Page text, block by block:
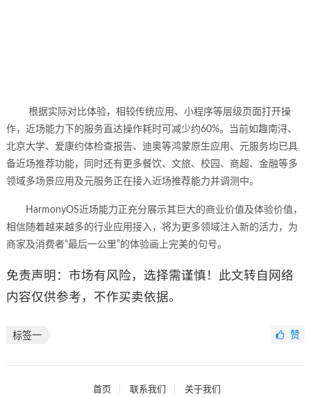
根据实际对比体验，相较传统应用、小程序等层级页面打开操
作，近场能力下的服务直达操作耗时可减少约60%。当前如趣南浔、
北京大学、爱康约体检查报告、迪奥等鸿蒙原生应用、元服务均已具
备近场推荐功能，同时还有更多餐饮、文旅、校园、商超、金融等多
领域多场景应用 及元服务正在接入近场推荐能力并调测中。
HarmonyOS近场能力正充分展示其巨大的商业价值及体验价值，
相信随着越来越多的行业应用接入，将为更多领域注入新的活力，为
商家及消费者“最后一公里”的体验画上完美的句号。
免责声明：市场有风险，选择需谨慎！此文转自网络
内容仅供参考，不作买卖依据。
标签一 赞
首页 联系我们 关于我们